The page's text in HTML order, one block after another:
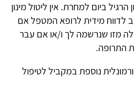
ביום למחרת. אין ליטול מינון
לדווח מידית לרופא המטפל אם
מזו שנרשמה לך ו/או אם עבר
התרופה.
נוספת במקביל לטיפול